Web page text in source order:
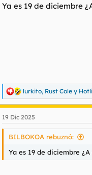
i
Ya es 19 de diciembre
R
e
a
c
c
n
e
lurkito, Rust Cole y
19 Dic 2025
BILBOKOA rebuznó:
Ya es 19 de diciembre